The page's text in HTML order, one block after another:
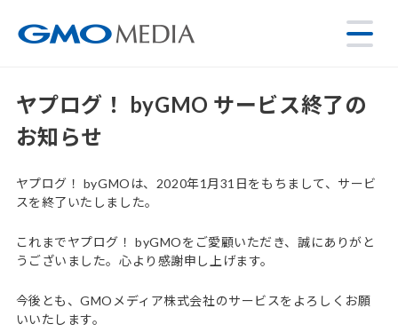
ヤプログ！ byGMO サービス終了の
お知らせ
ヤプログ！ byGMOは、2020年1月31日をもちまして、サービ
スを終了いたしました。
これまでヤプログ！ byGMOをご愛顧いただき、誠にありがと
うございました。心より感謝申し上げます。
今後とも、GMOメディア株式会社のサービスをよろしくお願
いいたします。